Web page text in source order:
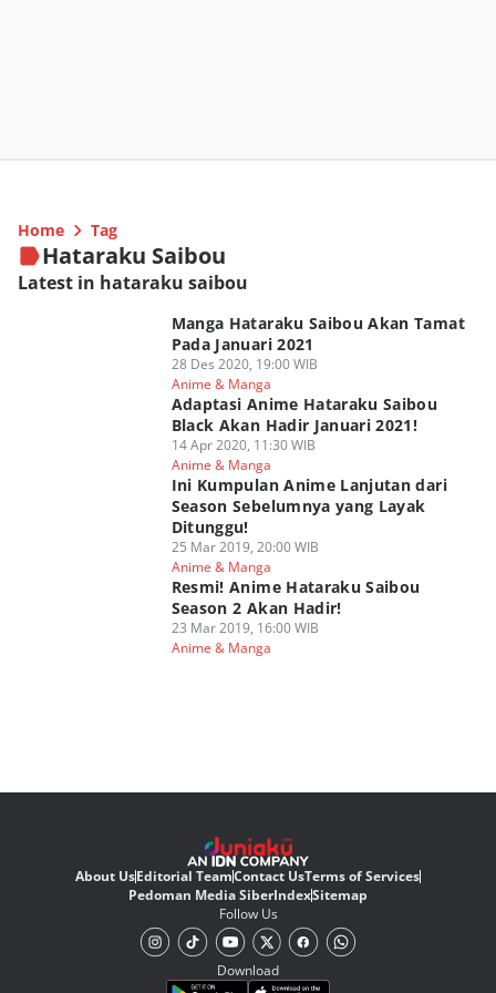
Home Tag
Hataraku Saibou
Latest in hataraku saibou
Manga Hataraku Saibou Akan Tamat
Pada Januari 2021
28 Des 2020, 19:00 WIB
Anime & Manga
Adaptasi Anime Hataraku Saibou
Black Akan Hadir Januari 2021!
14 Apr 2020, 11:30 WIB
Anime & Manga
Ini Kumpulan Anime Lanjutan dari
Season Sebelumnya yang Layak
Ditunggu!
25 Mar 2019, 20:00 WIB
Anime & Manga
Resmi! Anime Hataraku Saibou
Season 2 Akan Hadir!
23 Mar 2019, 16:00 WIB
Anime & Manga
About UsEditorial TeamContact UsTerms of Services
Pedoman Media SiberIndexSitemap
Follow Us
Download